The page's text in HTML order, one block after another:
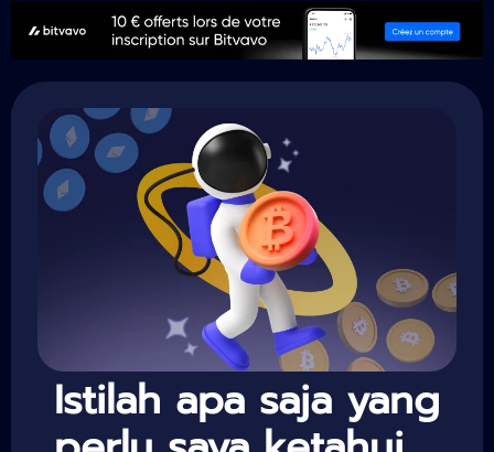
Istilah apa saja yang